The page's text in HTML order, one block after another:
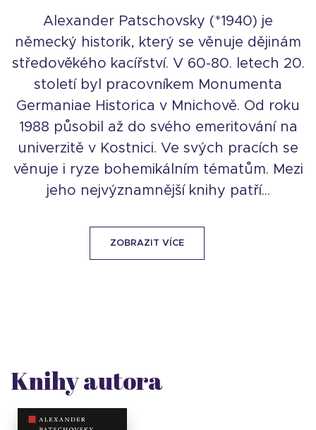
Alexander Patschovsky (*1940) je
německý historik, který se věnuje dějinám
středověkého kacířství. V 60-80. letech 20.
století byl pracovníkem Monumenta
Germaniae Historica v Mnichově. Od roku
1988 působil až do svého emeritování na
univerzitě v Kostnici. Ve svých pracích se
věnuje i ryze bohemikálním tématům. Mezi
jeho nejvýznamnější knihy patří...
ZOBRAZIT VÍCE
Knihy autora